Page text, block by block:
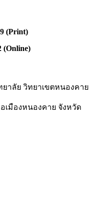
(Print)
(Online)
าลัย วิทยาเขตหนองคาย
เมืองหนองคาย จังหวัด